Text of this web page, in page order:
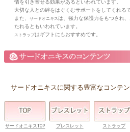
情を引き寄せる効果があるといわれています。
大切な人との絆をはぐくむサポートをしてくれる
また、サードオニキスは、強力な保護力をもつされ
たれるともいわれています。
ストラップはギフトにもおすすめです。
サードオニキスに関する豊富なコンテ
サードオニキスTOP ブレスレット ストラップ